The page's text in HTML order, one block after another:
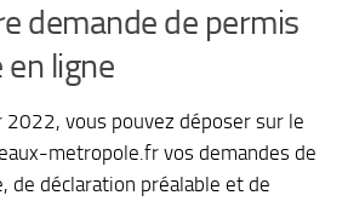
demande de permis
ligne
2022, vous pouvez déposer sur le
metropole.fr vos demandes de
de déclaration préalable et de